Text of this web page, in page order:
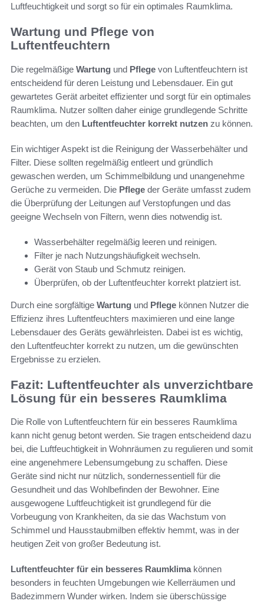
Luftfeuchtigkeit und sorgt so für ein optimales Raumklima.
Wartung und Pflege von
Luftentfeuchtern
Die regelmäßige Wartung und Pflege von Luftentfeuchtern ist
entscheidend für deren Leistung und Lebensdauer. Ein gut
gewartetes Gerät arbeitet effizienter und sorgt für ein optimales
Raumklima. Nutzer sollten daher einige grundlegende Schritte
beachten, um den Luftentfeuchter korrekt nutzen zu können.
Ein wichtiger Aspekt ist die Reinigung der Wasserbehälter und
Filter. Diese sollten regelmäßig entleert und gründlich
gewaschen werden, um Schimmelbildung und unangenehme
Gerüche zu vermeiden. Die Pflege der Geräte umfasst zudem
die Überprüfung der Leitungen auf Verstopfungen und das
geeigne Wechseln von Filtern, wenn dies notwendig ist.
Wasserbehälter regelmäßig leeren und reinigen.
Filter je nach Nutzungshäufigkeit wechseln.
Gerät von Staub und Schmutz reinigen.
Überprüfen, ob der Luftentfeuchter korrekt platziert ist.
Durch eine sorgfältige Wartung und Pflege können Nutzer die
Effizienz ihres Luftentfeuchters maximieren und eine lange
Lebensdauer des Geräts gewährleisten. Dabei ist es wichtig,
den Luftentfeuchter korrekt zu nutzen, um die gewünschten
Ergebnisse zu erzielen.
Fazit: Luftentfeuchter als unverzichtbare
Lösung für ein besseres Raumklima
Die Rolle von Luftentfeuchtern für ein besseres Raumklima
kann nicht genug betont werden. Sie tragen entscheidend dazu
bei, die Luftfeuchtigkeit in Wohnräumen zu regulieren und somit
eine angenehmere Lebensumgebung zu schaffen. Diese
Geräte sind nicht nur nützlich, sondernessentiell für die
Gesundheit und das Wohlbefinden der Bewohner. Eine
ausgewogene Luftfeuchtigkeit ist grundlegend für die
Vorbeugung von Krankheiten, da sie das Wachstum von
Schimmel und Hausstaubmilben effektiv hemmt, was in der
heutigen Zeit von großer Bedeutung ist.
Luftentfeuchter für ein besseres Raumklimakönnen
besonders in feuchten Umgebungen wie Kellerräumen und
Badezimmern Wunder wirken. Indem sie überschüssige